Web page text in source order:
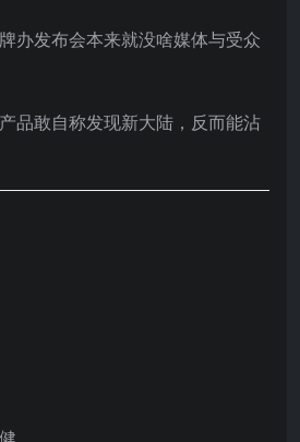
办发布会本来就没啥媒体与受众
品敢自称发现新大陆，反而能沾